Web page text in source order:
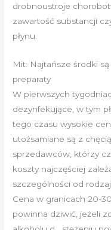
drobnoustroje
zawartość substancji
płynu.
Mit: Najtańsze środki
preparaty
W pierwszych
dezynfekujące, w tym
tego czasu wysokie
utożsamiane są z
sprzedawców, którzy
koszty najczęściej
szczególności od
Cena w granicach 20-
powinna dziwić, jeżeli